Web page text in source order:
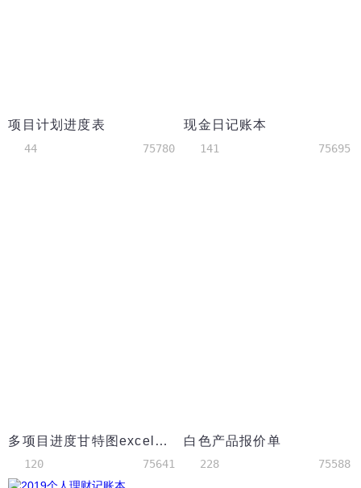
项目计划进度表
44 75780
现金日记账本
141 75695
多项目进度甘特图excel模板
120 75641
白色产品报价单
228 75588